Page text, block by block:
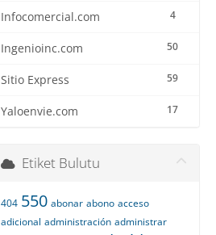
4
Infocomercial.com
50
Ingenioinc.com
59
Sitio Express
17
Yaloenvie.com
Etiket Bulutu
404 550 abonar abono acceso
adicional administración administrar